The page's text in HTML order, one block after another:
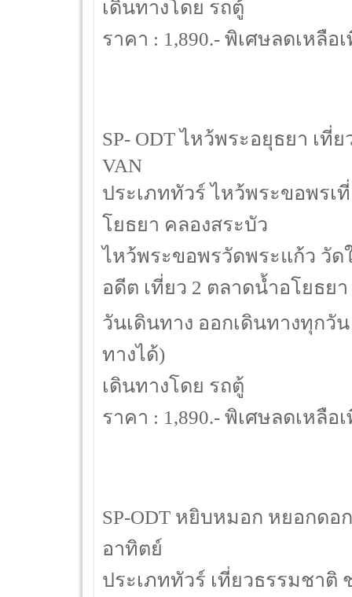
เดินทางโดย รถตู้
ราคา : 1,890.- พิเศษลดเหลือเ
SP- ODT ไหว้พระอยุธยา เที่
VAN
ประเภททัวร์ ไหว้พระขอพรเ
โยธยา คลองสระบัว
ไหว้พระขอพรวัดพระแก้ว วั
อดีต เที่ยว 2 ตลาดน้ำอโยธยา
วันเดินทาง ออกเดินทางทุกวั
ทางได้)
เดินทางโดย รถตู้
ราคา : 1,890.- พิเศษลดเหลือเ
SP-ODT หยิบหมอก หยอกดอ
อาทิตย์
ประเภททัวร์ เที่ยวธรรมชาติ